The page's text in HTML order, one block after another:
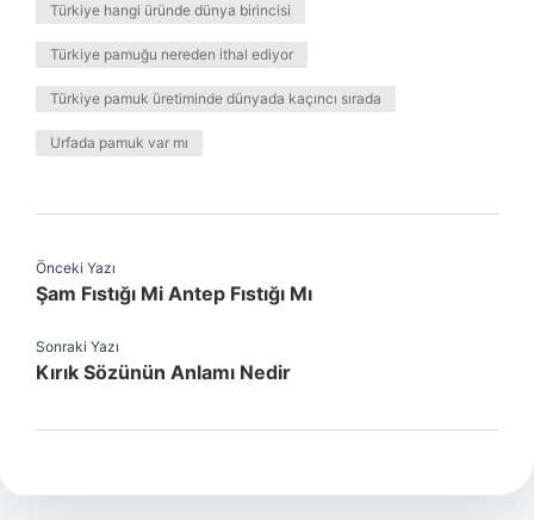
Türkiye hangi üründe dünya birincisi
Türkiye pamuğu nereden ithal ediyor
Türkiye pamuk üretiminde dünyada kaçıncı sırada
Urfada pamuk var mı
Önceki Yazı
Şam Fıstığı Mi Antep Fıstığı Mı
Sonraki Yazı
Kırık Sözünün Anlamı Nedir